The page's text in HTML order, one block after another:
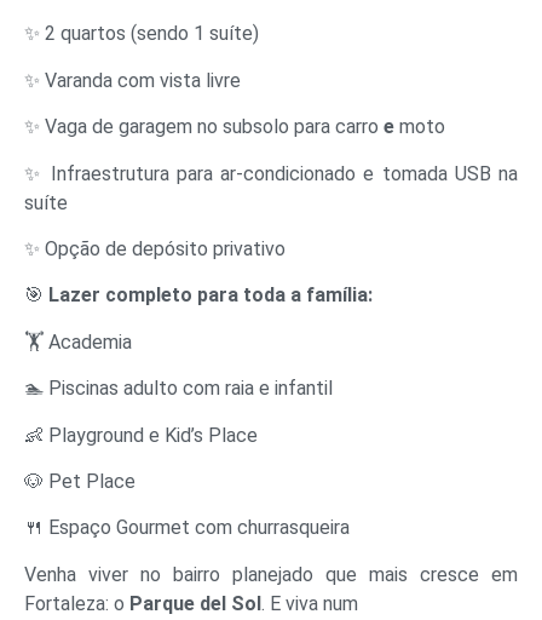
✨ 2 quartos (sendo 1 suíte)
✨ Varanda com vista livre
✨ Vaga de garagem no subsolo para carro e moto
✨ Infraestrutura para ar-condicionado e tomada USB na
suíte
✨ Opção de depósito privativo
🎯 Lazer completo para toda a família:
🏋 Academia
🏊 Piscinas adulto com raia e infantil
👶 Playground e Kid’s Place
🐶 Pet Place
🍴 Espaço Gourmet com churrasqueira
Venha viver no bairro planejado que mais cresce em
Fortaleza: o Parque del Sol. E viva num